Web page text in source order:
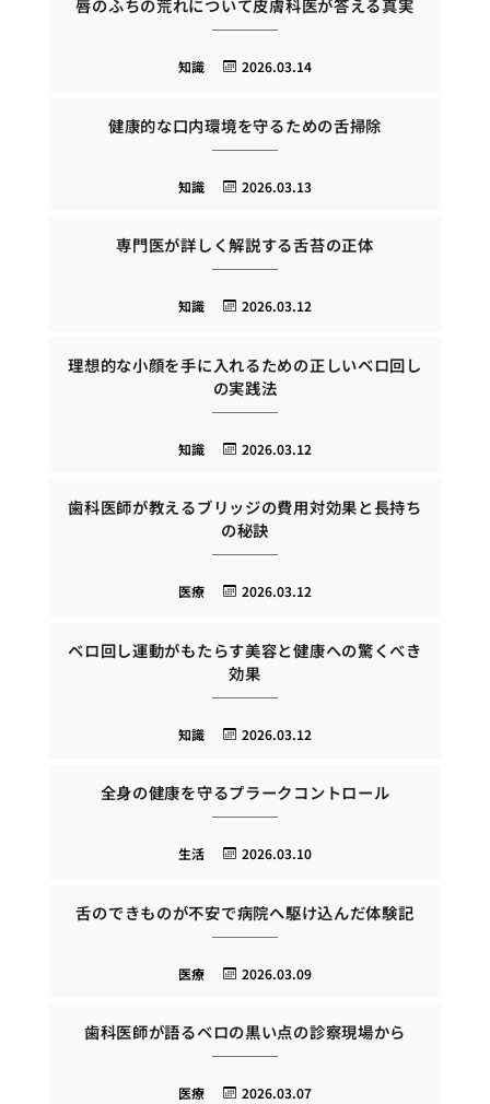
唇のふちの荒れについて皮膚科医が答える真実
2026.03.14
知識
健康的な口内環境を守るための舌掃除
2026.03.13
知識
専門医が詳しく解説する舌苔の正体
2026.03.12
知識
理想的な小顔を手に入れるための正しいベロ回し
の実践法
2026.03.12
知識
歯科医師が教えるブリッジの費用対効果と長持ち
の秘訣
2026.03.12
医療
ベロ回し運動がもたらす美容と健康への驚くべき
効果
2026.03.12
知識
全身の健康を守るプラークコントロール
2026.03.10
生活
舌のできものが不安で病院へ駆け込んだ体験記
2026.03.09
医療
歯科医師が語るベロの黒い点の診察現場から
2026.03.07
医療